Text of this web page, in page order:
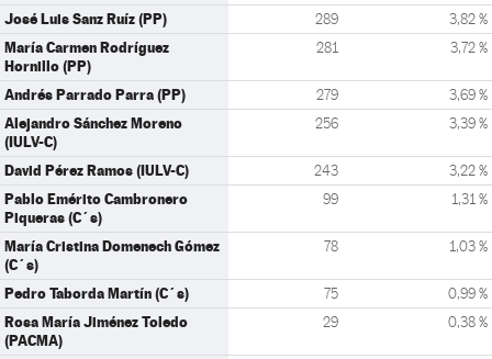
José Luis Sanz Ruíz (PP) 289 3,82 %
María Carmen Rodríguez
Hornillo (PP)
281 3,72 %
Andrés Parrado Parra (PP) 279 3,69 %
Alejandro Sánchez Moreno
(IULV-C)
256 3,39 %
David Pérez Ramos (IULV-C) 243 3,22 %
Pablo Emérito Cambronero
Piqueras (C´s)
99 1,31 %
María Cristina Domenech Gómez
(C´s)
78 1,03 %
Pedro Taborda Martín (C´s) 75 0,99 %
Rosa María Jiménez Toledo
(PACMA)
29 0,38 %